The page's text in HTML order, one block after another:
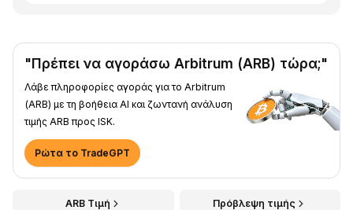
"Πρέπει να αγοράσω Arbitrum (ARB) τώρα;"
Λάβε πληροφορίες αγοράς για το Arbitrum
(ARB) με τη βοήθεια AI και ζωντανή ανάλυση
τιμής ARB προς ISK.
Ρώτα το TradeGPT
ARB Τιμή Πρόβλεψη τιμής